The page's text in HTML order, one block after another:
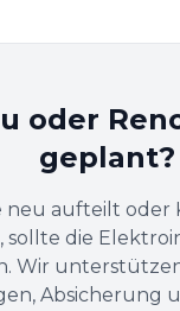
oder
geplant?
neu aufteilt oder
sollte die
Wir
Absicherung